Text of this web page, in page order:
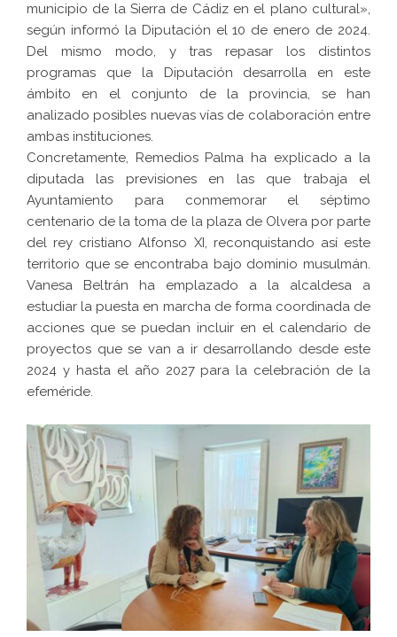
municipio de la Sierra de Cádiz en el plano cultural»,
según informó la Diputación el 10 de enero de 2024.
Del mismo modo, y tras repasar los distintos
programas que la Diputación desarrolla en este
ámbito en el conjunto de la provincia, se han
analizado posibles nuevas vías de colaboración entre
ambas instituciones.
Concretamente, Remedios Palma ha explicado a la
diputada las previsiones en las que trabaja el
Ayuntamiento para conmemorar el séptimo
centenario de la toma de la plaza de Olvera por parte
del rey cristiano Alfonso XI, reconquistando así este
territorio que se encontraba bajo dominio musulmán.
Vanesa Beltrán ha emplazado a la alcaldesa a
estudiar la puesta en marcha de forma coordinada de
acciones que se puedan incluir en el calendario de
proyectos que se van a ir desarrollando desde este
2024 y hasta el año 2027 para la celebración de la
efeméride.